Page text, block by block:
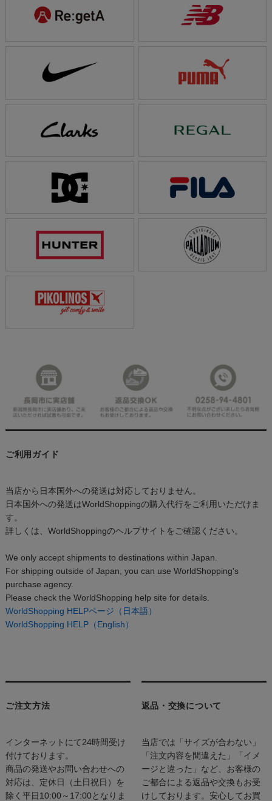
ご利用ガイド
当店から日本国外への発送は対応しておりません。
日本国外への発送はWorldShoppingの購入代行をご利用いただけま
す。
詳しくは、WorldShoppingのヘルプサイトをご確認ください。
We only accept shipments to destinations within Japan.
For shipping outside of Japan, you can use WorldShopping's
purchase agency.
Please check the WorldShopping help site for details.
WorldShopping HELPページ（日本語）
WorldShopping HELP（English）
ご注文方法
インターネットにて24時間受け
付けております。
商品の発送やお問い合わせへの
対応は、定休日（土日祝日）を
除く平日10:00～17:00となりま
返品・交換について
当店では「サイズが合わない」
「注文内容を間違えた」「イメ
ージと違った」など、お客様の
ご都合による返品や交換もお受
けしております。安心してお買